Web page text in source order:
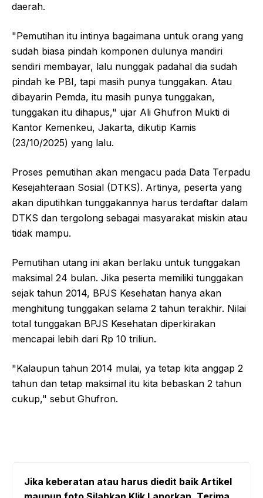
daerah.
"Pemutihan itu intinya bagaimana untuk orang yang
sudah biasa pindah komponen dulunya mandiri
sendiri membayar, lalu nunggak padahal dia sudah
pindah ke PBI, tapi masih punya tunggakan. Atau
dibayarin Pemda, itu masih punya tunggakan,
tunggakan itu dihapus," ujar Ali Ghufron Mukti di
Kantor Kemenkeu, Jakarta, dikutip Kamis
(23/10/2025) yang lalu.
Proses pemutihan akan mengacu pada Data Terpadu
Kesejahteraan Sosial (DTKS). Artinya, peserta yang
akan diputihkan tunggakannya harus terdaftar dalam
DTKS dan tergolong sebagai masyarakat miskin atau
tidak mampu.
Pemutihan utang ini akan berlaku untuk tunggakan
maksimal 24 bulan. Jika peserta memiliki tunggakan
sejak tahun 2014, BPJS Kesehatan hanya akan
menghitung tunggakan selama 2 tahun terakhir. Nilai
total tunggakan BPJS Kesehatan diperkirakan
mencapai lebih dari Rp 10 triliun.
"Kalaupun tahun 2014 mulai, ya tetap kita anggap 2
tahun dan tetap maksimal itu kita bebaskan 2 tahun
cukup," sebut Ghufron.
Jika keberatan atau harus diedit baik Artikel